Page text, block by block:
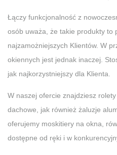
Łączy funkcjonalność z
osób uważa, że takie produkty to
najzamożniejszych Klientów. W
okiennych jest jednak inaczej.
jak najkorzystniejszy dla Klienta.
W naszej ofercie znajdziesz
dachowe, jak również żaluzje
oferujemy moskitiery na okna,
dostępne od ręki i w